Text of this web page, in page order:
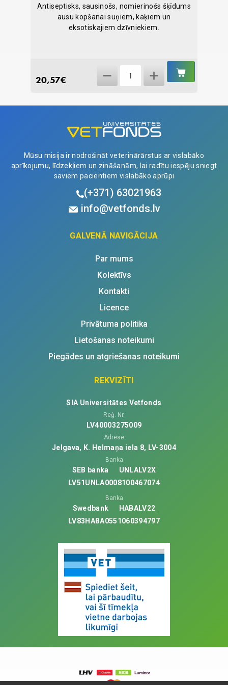
GROZĀ
Antiseptisks, sausinošs, nomierinošs šķīdums
ausu kopšanai suņiem, kaķiem un
eksotiskajiem dzīvniekiem.
20,57€
Zn-
quantity
Mūsu misija ir nodrošināt veterinārārstus ar vislabāko
aprīkojumu, līdzekļiem un zināšanām, lai radītu iespēju sniegt
saviem pacientiem vislabāko aprūpi
(+371) 63021963
info@vetfonds.lv
GALVENĀ NAVIGĀCIJA
Par mums
Kolektīvs
Kontakti
Licence
Privātuma politika
Lietošanas noteikumi
Piegādes un atgriešanas noteikumi
REKVIZĪTI
SIA Universitātes Vetfonds
Reģ. Nr.
LV40003275009
Adrese
Jelgava, K. Helmaņa iela 8, LV-3004
Banka
SEB banka
UNLALV2X
LV51UNLA0008100467074
Banka
Swedbank
HABALV22
LV83HABA0551060394797